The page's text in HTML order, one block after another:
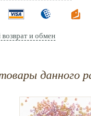
возврат и обмен
данного